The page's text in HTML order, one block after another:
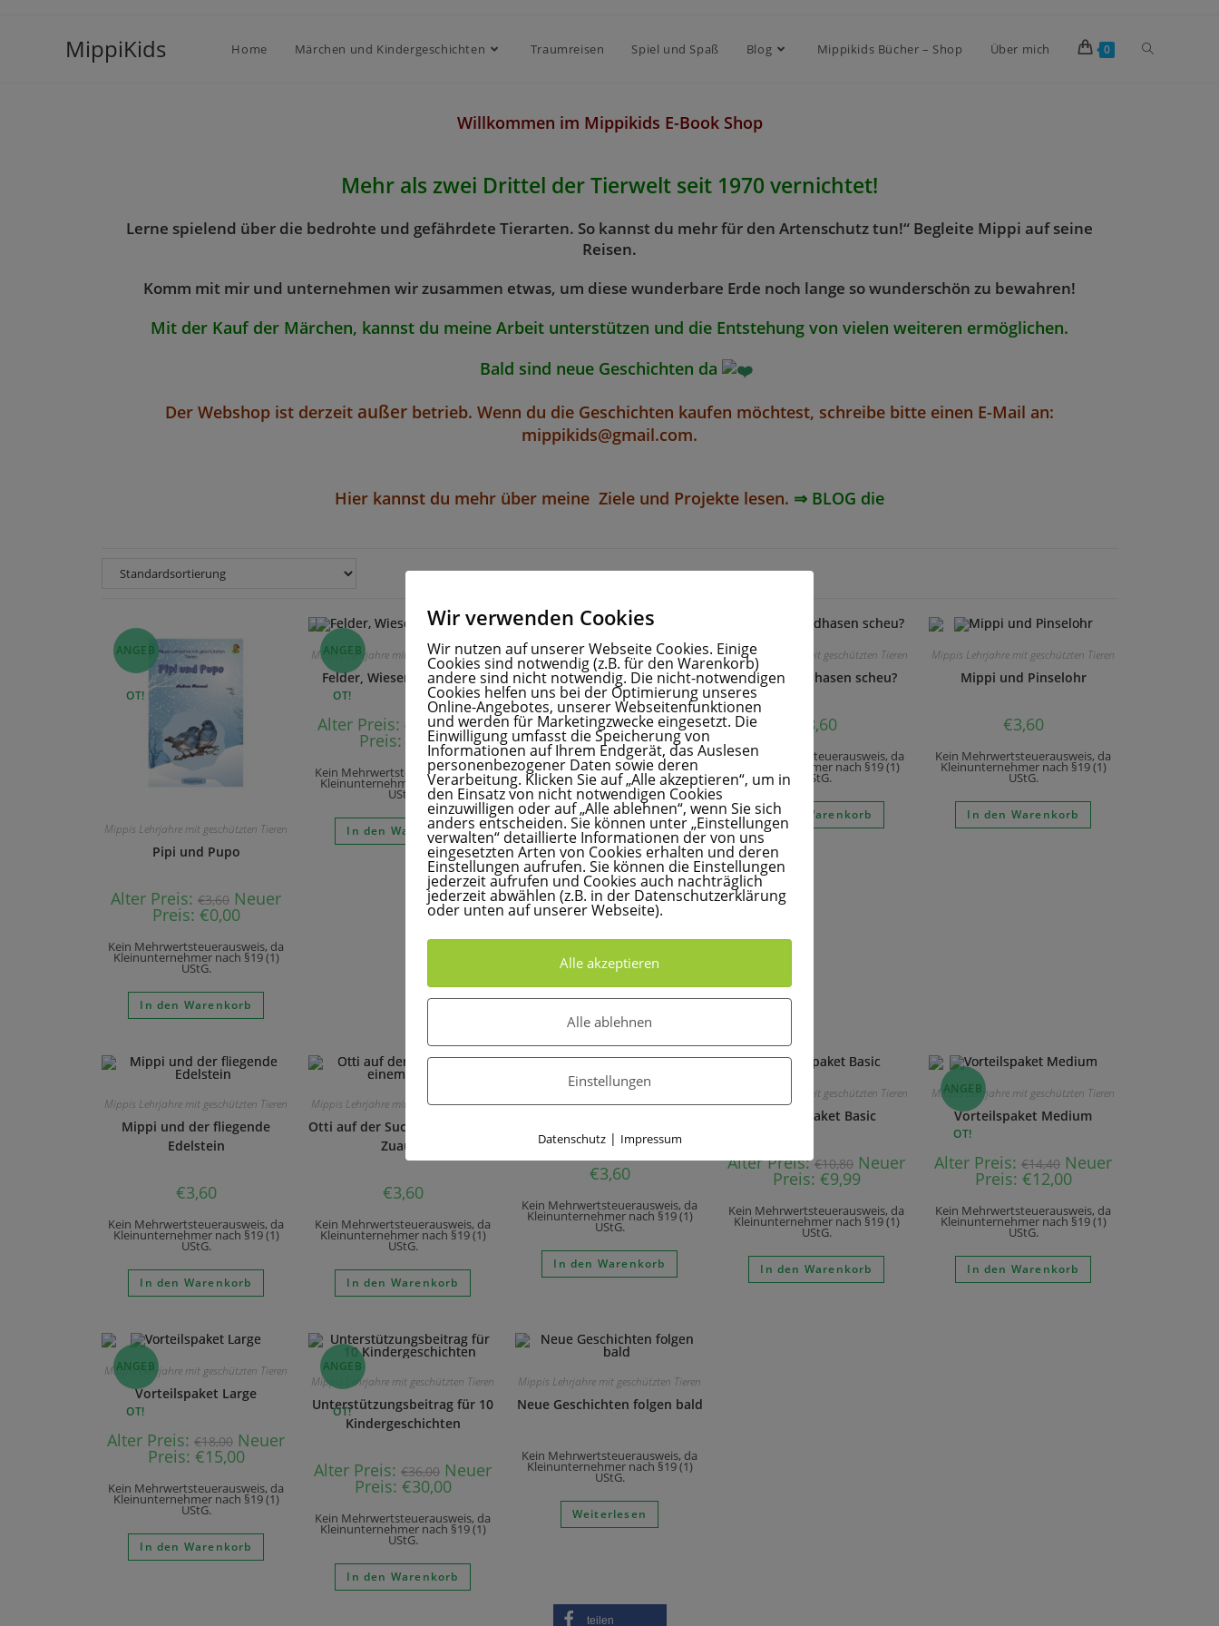
MippiKids Home Märchen und Kindergeschichten Traumreisen Spiel und Spaß Blog Mippikids Bücher – Shop Über mich 0
Willkommen im Mippikids E-Book Shop
Mehr als zwei Drittel der Tierwelt seit 1970 vernichtet!
Lerne spielend über die bedrohte und gefährdete Tierarten. So kannst du mehr für den Artenschutz tun!“ Begleite Mippi auf seine
Reisen.
Komm mit mir und unternehmen wir zusammen etwas, um diese wunderbare Erde noch lange so wunderschön zu bewahren!
Mit der Kauf der Märchen, kannst du meine Arbeit unterstützen und die Entstehung von vielen weiteren ermöglichen.
Bald sind neue Geschichten da
Der Webshop ist derzeit außer betrieb. Wenn du die Geschichten kaufen möchtest, schreibe bitte einen E-Mail an:
mippikids@gmail.com.
Hier kannst du mehr über meine Ziele und Projekte lesen. ⇒ BLOG die
ANGEB
OT!
Mippis Lehrjahre mit geschützten Tieren
Pipi und Pupo
Alter Preis: €3,60 Neuer
Preis: €0,00
Kein Mehrwertsteuerausweis, da
Kleinunternehmer nach §19 (1)
UStG.
In den Warenkorb
ANGEB
OT!
Mippis Lehrjahre mit geschützten Tieren
Felder, Wiesen und Moore
Alter Preis: € 3,60 Neuer
Preis: 0,00
Kein Mehrwertsteuerausweis, da
Kleinunternehmer nach §19 (1)
UStG.
In den Warenkorb
Mippis Lehrjahre mit geschützten Tieren
Korni der Feldhamster
€3,60
Kein Mehrwertsteuerausweis, da
Kleinunternehmer nach §19 (1)
UStG.
In den Warenkorb
Mippis Lehrjahre mit geschützten Tieren
Sind die Feldhasen scheu?
3,60
Kein Mehrwertsteuerausweis, da
Kleinunternehmer nach §19 (1)
UStG.
In den Warenkorb
Mippis Lehrjahre mit geschützten Tieren
Mippi und Pinselohr
€3,60
Kein Mehrwertsteuerausweis, da
Kleinunternehmer nach §19 (1)
UStG.
In den Warenkorb
Mippis Lehrjahre mit geschützten Tieren
Mippi und der fliegende
Edelstein
€3,60
Kein Mehrwertsteuerausweis, da
Kleinunternehmer nach §19 (1)
UStG.
In den Warenkorb
Mippis Lehrjahre mit geschützten Tieren
Otti auf der Suche nach einem
Zuause
€3,60
Kein Mehrwertsteuerausweis, da
Kleinunternehmer nach §19 (1)
UStG.
In den Warenkorb
Mippis Lehrjahre mit geschützten Tieren
€3,60
Kein Mehrwertsteuerausweis, da
Kleinunternehmer nach §19 (1)
UStG.
In den Warenkorb
Mippis Lehrjahre mit geschützten Tieren
Vorteilspaket Basic
Alter Preis: €10,80 Neuer
Preis: €9,99
Kein Mehrwertsteuerausweis, da
Kleinunternehmer nach §19 (1)
UStG.
In den Warenkorb
ANGEB
OT!
Mippis Lehrjahre mit geschützten Tieren
Vorteilspaket Medium
Alter Preis: €14,40 Neuer
Preis: €12,00
Kein Mehrwertsteuerausweis, da
Kleinunternehmer nach §19 (1)
UStG.
In den Warenkorb
ANGEB
OT!
Mippis Lehrjahre mit geschützten Tieren
Vorteilspaket Large
Alter Preis: €18,00 Neuer
Preis: €15,00
Kein Mehrwertsteuerausweis, da
Kleinunternehmer nach §19 (1)
UStG.
In den Warenkorb
ANGEB
OT!
Mippis Lehrjahre mit geschützten Tieren
Unterstützungsbeitrag für 10
Kindergeschichten
Alter Preis: €36,00 Neuer
Preis: €30,00
Kein Mehrwertsteuerausweis, da
Kleinunternehmer nach §19 (1)
UStG.
In den Warenkorb
Mippis Lehrjahre mit geschützten Tieren
Neue Geschichten folgen bald
Kein Mehrwertsteuerausweis, da
Kleinunternehmer nach §19 (1)
UStG.
Weiterlesen
teilen
Wir verwenden Cookies
Wir nutzen auf unserer Webseite Cookies. Einige
Cookies sind notwendig (z.B. für den Warenkorb)
andere sind nicht notwendig. Die nicht-notwendigen
Cookies helfen uns bei der Optimierung unseres
Online-Angebotes, unserer Webseitenfunktionen
und werden für Marketingzwecke eingesetzt. Die
Einwilligung umfasst die Speicherung von
Informationen auf Ihrem Endgerät, das Auslesen
personenbezogener Daten sowie deren
Verarbeitung. Klicken Sie auf „Alle akzeptieren“, um in
den Einsatz von nicht notwendigen Cookies
einzuwilligen oder auf „Alle ablehnen“, wenn Sie sich
anders entscheiden. Sie können unter „Einstellungen
verwalten“ detaillierte Informationen der von uns
eingesetzten Arten von Cookies erhalten und deren
Einstellungen aufrufen. Sie können die Einstellungen
jederzeit aufrufen und Cookies auch nachträglich
jederzeit abwählen (z.B. in der Datenschutzerklärung
oder unten auf unserer Webseite).
Alle akzeptieren
Alle ablehnen
Einstellungen
Datenschutz| Impressum